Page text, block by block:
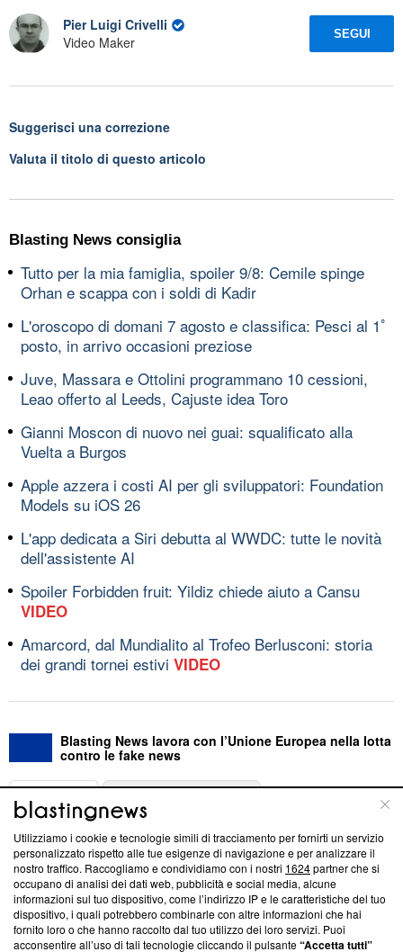
Pier Luigi Crivelli
Video Maker
SEGUI
Suggerisci una correzione
Valuta il titolo di questo articolo
Blasting News consiglia
Tutto per la mia famiglia, spoiler 9/8: Cemile spinge
Orhan e scappa con i soldi di Kadir
L'oroscopo di domani 7 agosto e classifica: Pesci al 1ﾟ
posto, in arrivo occasioni preziose
Juve, Massara e Ottolini programmano 10 cessioni,
Leao offerto al Leeds, Cajuste idea Toro
Gianni Moscon di nuovo nei guai: squalificato alla
Vuelta a Burgos
Apple azzera i costi AI per gli sviluppatori: Foundation
Models su iOS 26
L'app dedicata a Siri debutta al WWDC: tutte le novità
dell'assistente AI
Spoiler Forbidden fruit: Yildiz chiede aiuto a Cansu
VIDEO
Amarcord, dal Mundialito al Trofeo Berlusconi: storia
dei grandi tornei estivi VIDEO
Blasting News lavora con l’Unione Europea nella lotta
contro le fake news
ABOUT
Questa sezione offre informazioni trasparenti su Blasting
News, sui nostri processi editoriali e su come ci impegniamo a
creare news di qualità. Inoltre, afferma la nostra aderenza a
‘Trust Project - News with Integrity’Blasting News non è
ancora membro del programma, ma ha richiesto di farne
parte; Trust Project non ha ancora effettuato una verifica di
Utilizziamo i cookie e tecnologie simili di tracciamento per fornirti un servizio
personalizzato rispetto alle tue esigenze di navigazione e per analizzare il
nostro traffico. Raccogliamo e condividiamo con i nostri 1624partner che si
occupano di analisi dei dati web, pubblicità e social media, alcune
informazioni sul tuo dispositivo, come l’indirizzo IP e le caratteristiche del tuo
dispositivo, i quali potrebbero combinarle con altre informazioni che hai
fornito loro o che hanno raccolto dal tuo utilizzo dei loro servizi. Puoi
acconsentire all’uso di tali tecnologie cliccando il pulsante“Accetta tutti”